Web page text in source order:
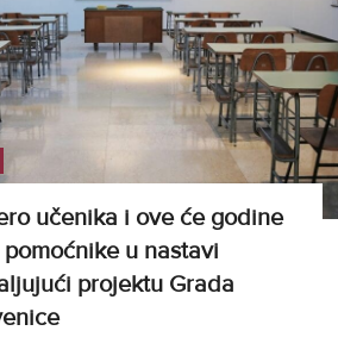
učenika i ove će godine
u nastavi
projektu Grada